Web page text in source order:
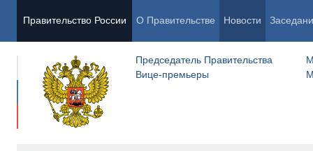
Правительство России О Правительстве Новости
Председатель Правительства
Вице-премьеры